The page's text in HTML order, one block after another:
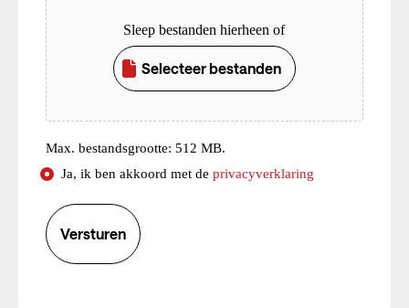
Sleep bestanden hierheen of
Selecteer bestanden
Max. bestandsgrootte: 512 MB.
Consent
Ja, ik ben akkoord met de privacyverklaring